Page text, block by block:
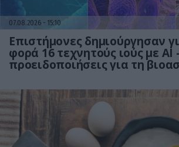
07.08.2026 15:10
Επιστήμονες δημιούργησαν
φορά 16 τεχνητούς ιούς με AI
προειδοποιήσεις για τη